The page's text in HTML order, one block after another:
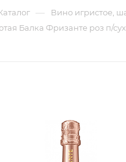
— Вино игристое,
Балка Фризанте роз п/сух